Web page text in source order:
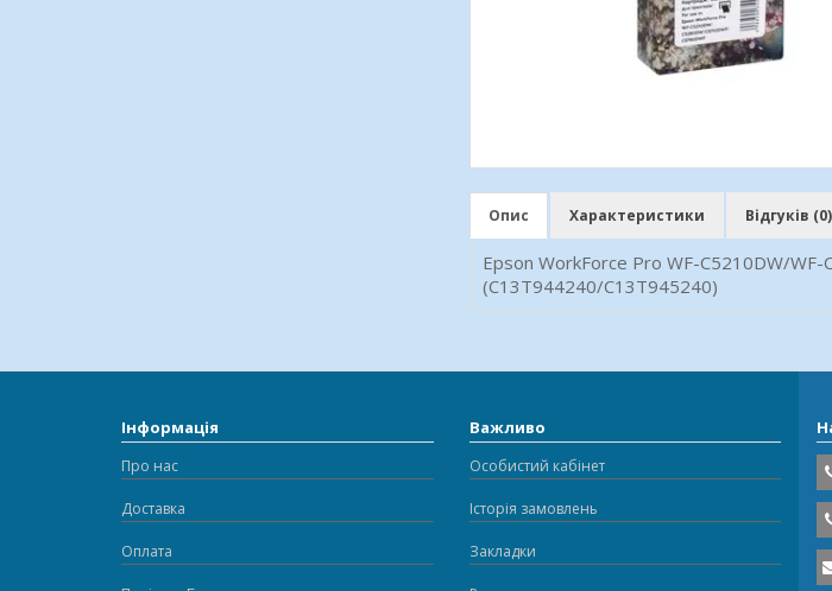
Опис Характеристики Відгуків (0)
Epson WorkForce Pro WF-C5210DW/
(C13T944240/C13T945240)
Інформація
Про нас
Доставка
Оплата
Важливо
Особистий кабінет
Історія замовлень
Закладки